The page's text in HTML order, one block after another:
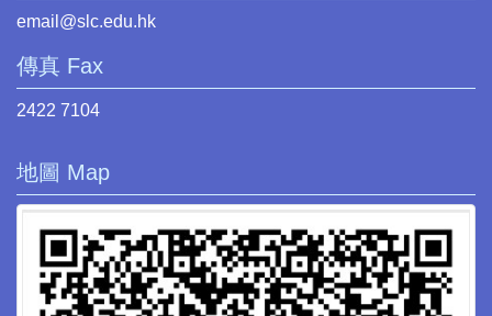
email@slc.edu.hk
傳真 Fax
2422 7104
地圖 Map